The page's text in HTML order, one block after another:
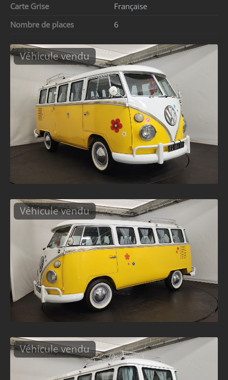
Carte Grise
Française
Nombre de places
6
Véhicule vendu
Véhicule vendu
Véhicule vendu